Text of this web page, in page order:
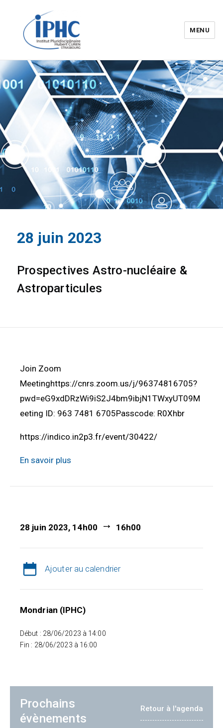
Institut pluridisciplinaire Hubert
Curien – IPHC
MENU
28 juin 2023
Prospectives Astro-nucléaire &
Astroparticules
Join Zoom
Meetinghttps://cnrs.zoom.us/j/96374816705?
pwd=eG9xdDRzWi9iS2J4bm9ibjN1TWxyUT09M
eeting ID: 963 7481 6705Passcode: R0Xhbr
https://indico.in2p3.fr/event/30422/
En savoir plus
28 juin 2023, 14h00 16h00
Ajouter au calendrier
Mondrian (IPHC)
Début : 28/06/2023 à 14:00
Fin : 28/06/2023 à 16:00
Prochains
évènements
Retour à l'agenda